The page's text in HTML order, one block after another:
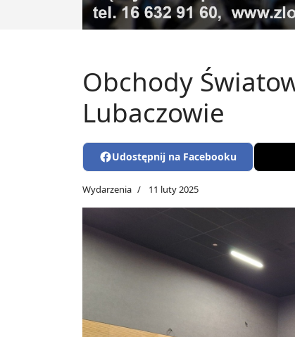
Obchody
Lubaczowie
Udostępnij na Facebooku
Wydarzenia 11 luty 2025